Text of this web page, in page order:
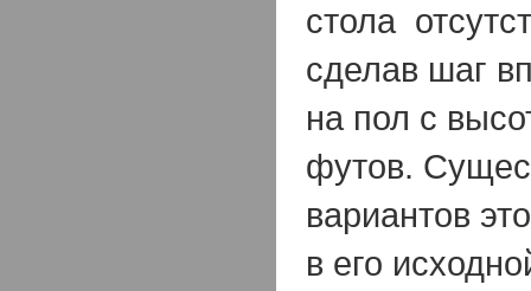
стола
сделав шаг
на пол с
футов.
вариантов
в его